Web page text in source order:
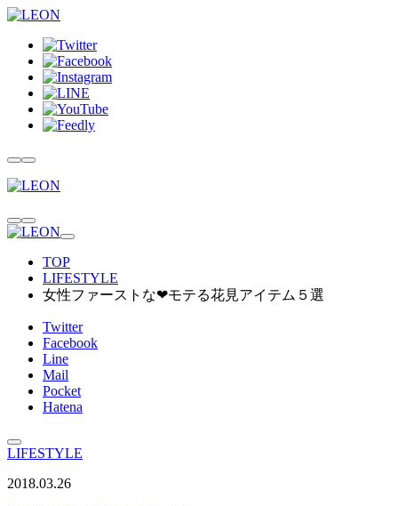
TOP
LIFESTYLE
女性ファーストな❤︎モテる花見アイテム５選
Twitter
Facebook
Line
Mail
Pocket
Hatena
LIFESTYLE
2018.03.26